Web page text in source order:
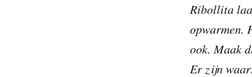
Ribollita
opwarmen.
ook. Maak
Er zijn